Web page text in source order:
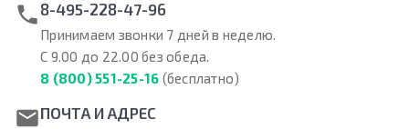
8-495-228-47-96
Принимаем звонки 7 дней в неделю.
С 9.00 до 22.00 без обеда.
8 (800) 551-25-16 (бесплатно)
ПОЧТА И АДРЕС